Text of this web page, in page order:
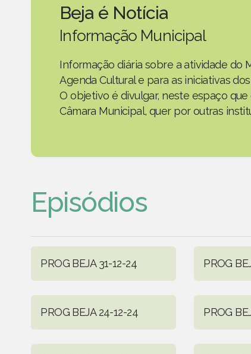
Beja é Notícia
Informação Municipal
Informação diária sobre a atividade do
Agenda Cultural e para as iniciativas
O objetivo é divulgar, neste espaço
Câmara Municipal, quer por outras
Episódios
PROG BEJA 31-12-24 PROG
PROG BEJA 24-12-24 PROG